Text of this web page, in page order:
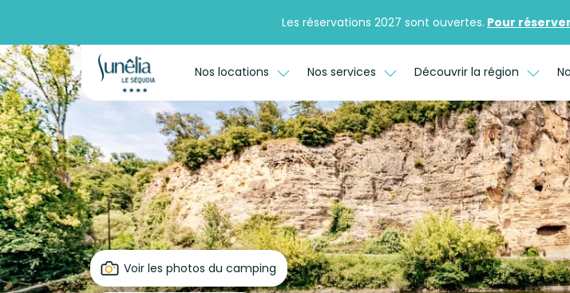
Les réservations 2027 sont ouvertes. Pour
Nos locations Nos services Découvrir la région
Voir les photos du camping